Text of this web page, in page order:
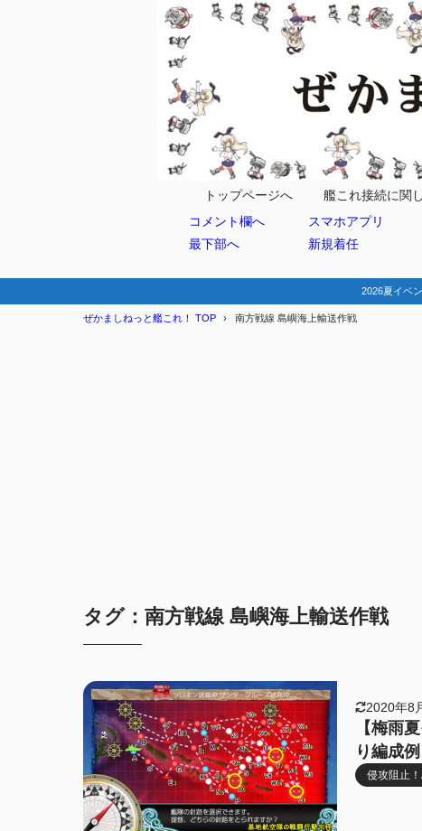
トップページへ
コメント欄へ
最下部へ
艦これ接続に関
スマホアプリ
新規着任
2026夏イベ
ぜかましねっと艦これ！ TOP 南方戦線 島嶼海上輸送作戦
タグ：南方戦線 島嶼海上輸送作戦
2020年8
【梅雨
り編成
侵攻阻止